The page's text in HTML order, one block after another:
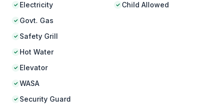
Electricity
Govt. Gas
Safety Grill
Hot Water
Elevator
WASA
Security Guard
Child Allowed